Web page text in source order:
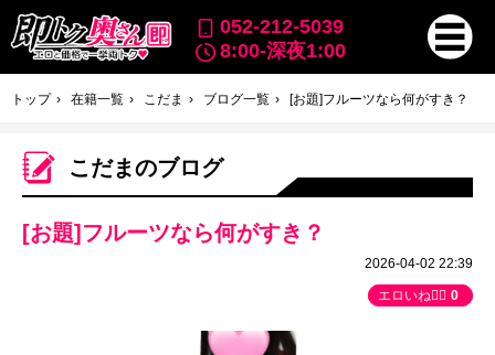
052-212-5039
8:00-深夜1:00
トップ 在籍一覧 こだま ブログ一覧 [お題]フルーツなら何がすき？
こだまのブログ
[お題]フルーツなら何がすき？
2026-04-02 22:39
エロいね👍🏻 0